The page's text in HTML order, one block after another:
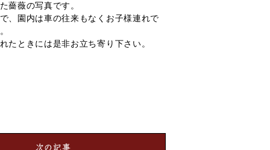
薔薇の写真です。
、園内は車の往来もなくお子様連れで
たときには是非お立ち寄り下さい。
次の記事